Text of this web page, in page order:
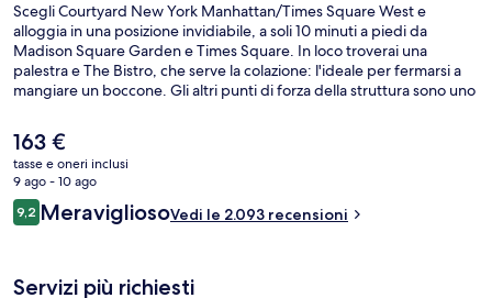
Scegli Courtyard New York Manhattan/Times Square West e
alloggia in una posizione invidiabile, a soli 10 minuti a piedi da
Madison Square Garden e Times Square. In loco troverai una
palestra e The Bistro, che serve la colazione: l'ideale per fermarsi a
mangiare un boccone. Gli altri punti di forza della struttura sono uno
comoda per i mezzi pubblici: Terminal degli autobus di 42 St. - Port
Authority si trova a 3 min e Stazione di 34 St. - Penn a 4 min.
Il
prezzo
attuale
è
163 €
163 €
tasse e oneri inclusi
9 ago - 10 ago
Recensioni
9,29,2 su 10
MeravigliosoVedi le 2.093 recensioni
Servizi più richiesti